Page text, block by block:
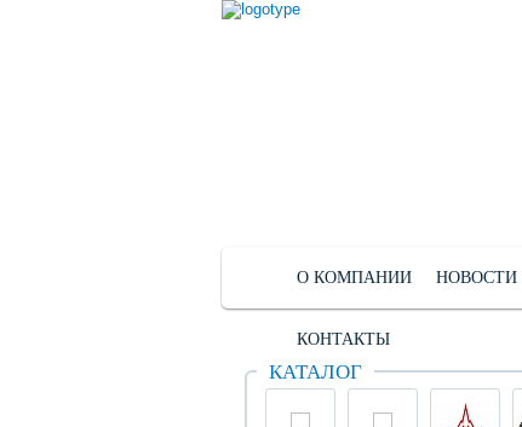
О КОМПАНИИ НОВОСТИ
КОНТАКТЫ
КАТАЛОГ